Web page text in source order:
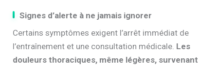
Signes d’alerte à ne jamais ignorer
Certains symptômes exigent l’arrêt immédiat de
l’entraînement et une consultation médicale. Les
douleurs thoraciques, même légères, survenant